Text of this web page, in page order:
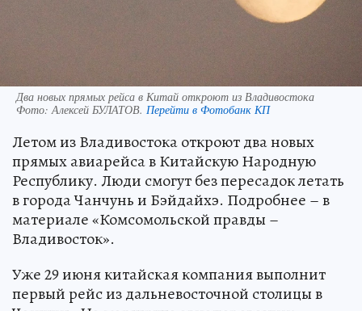
Два новых прямых рейса в Китай откроют из Владивостока
Фото:Алексей БУЛАТОВ. Перейти в Фотобанк КП
Летом из Владивостока откроют два новых
прямых авиарейса в Китайскую Народную
Республику. Люди смогут без пересадок летать
в города Чанчунь и Бэйдайхэ. Подробнее – в
материале «Комсомольской правды –
Владивосток».
Уже 29 июня китайская компания выполнит
первый рейс из дальневосточной столицы в